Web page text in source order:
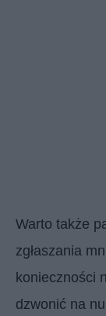
Warto także
zgłaszania
konieczności
dzwonić na